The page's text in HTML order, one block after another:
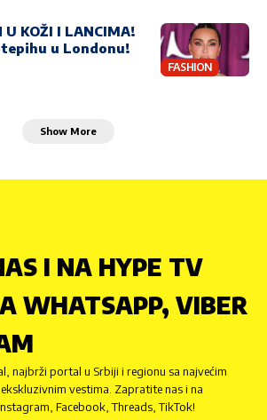
FASHION
U KOŽI I LANCIMA!
u Londonu!
Show More
I NA HYPE TV
WHATSAPP, VIBER
najbrži portal u Srbiji i regionu sa najvećim
vestima. Zapratite nas i na
Facebook, Threads, TikTok!